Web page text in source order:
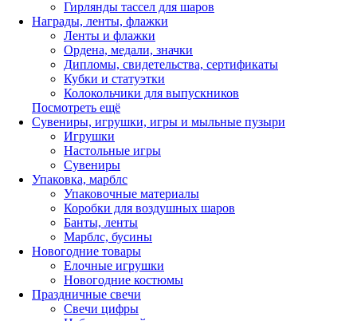
Гирлянды тассел для шаров
Награды, ленты, флажки
Ленты и флажки
Ордена, медали, значки
Дипломы, свидетельства, сертификаты
Кубки и статуэтки
Колокольчики для выпускников
Посмотреть ещё
Сувениры, игрушки, игры и мыльные пузыри
Игрушки
Настольные игры
Сувениры
Упаковка, марблс
Упаковочные материалы
Коробки для воздушных шаров
Банты, ленты
Марблс, бусины
Новогодние товары
Елочные игрушки
Новогодние костюмы
Праздничные свечи
Свечи цифры